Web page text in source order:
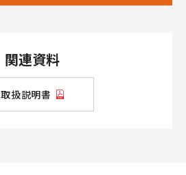
関連資料
取扱説明書